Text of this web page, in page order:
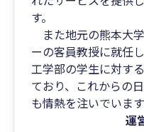
す。
また地元の熊本大
ーの客員教授に就任
工学部の学生に対す
ており、これからの
も情熱を注いでいます
運